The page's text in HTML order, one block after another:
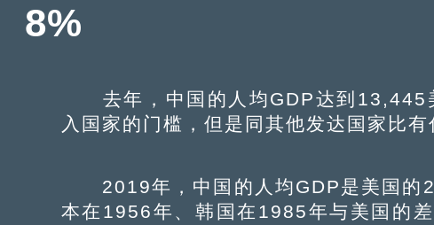
8%
去年，中国的人均GDP达到13,445
入国家的门槛，但是同其他发达国家比有
2019年，中国的人均GDP是美国的
本在1956年、韩国在1985年与美国的